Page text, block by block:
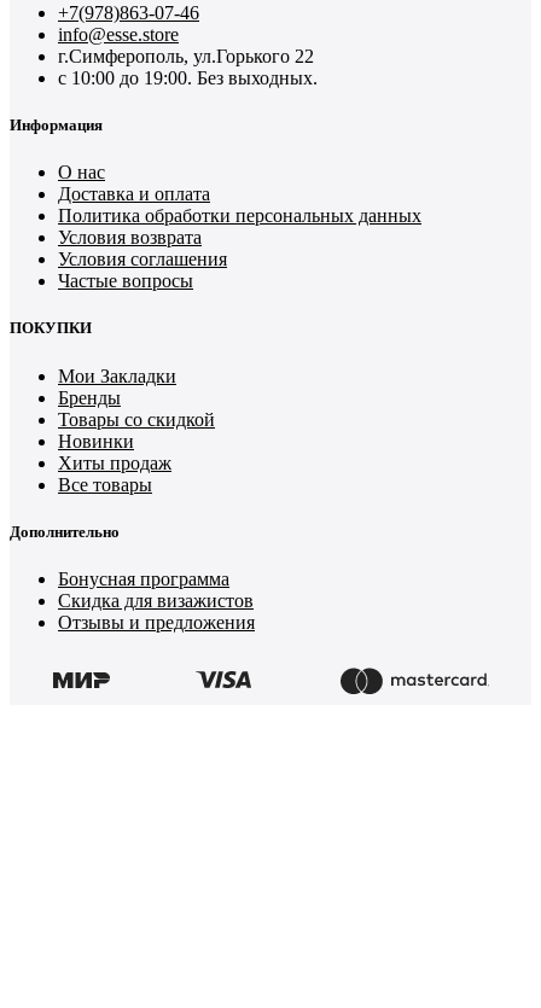
+7(978)863-07-46
info@esse.store
г.Симферополь, ул.Горького 22
с 10:00 до 19:00. Без выходных.
Информация
О нас
Доставка и оплата
Политика обработки персональных данных
Условия возврата
Условия соглашения
Частые вопросы
ПОКУПКИ
Мои Закладки
Бренды
Товары со скидкой
Новинки
Хиты продаж
Все товары
Дополнительно
Бонусная программа
Скидка для визажистов
Отзывы и предложения